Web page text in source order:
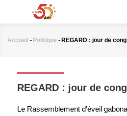
principal
Fil
Accueil - Politique - REGARD : jour de
REGARD : jour de
Le Rassemblement d'éveil